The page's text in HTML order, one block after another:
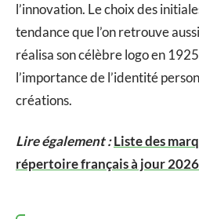
l’innovation. Le choix des
tendance que l’on retrouve
réalisa son célèbre logo en
l’importance de l’identité
créations.
Lire également :Liste des
répertoire français à jour 2026